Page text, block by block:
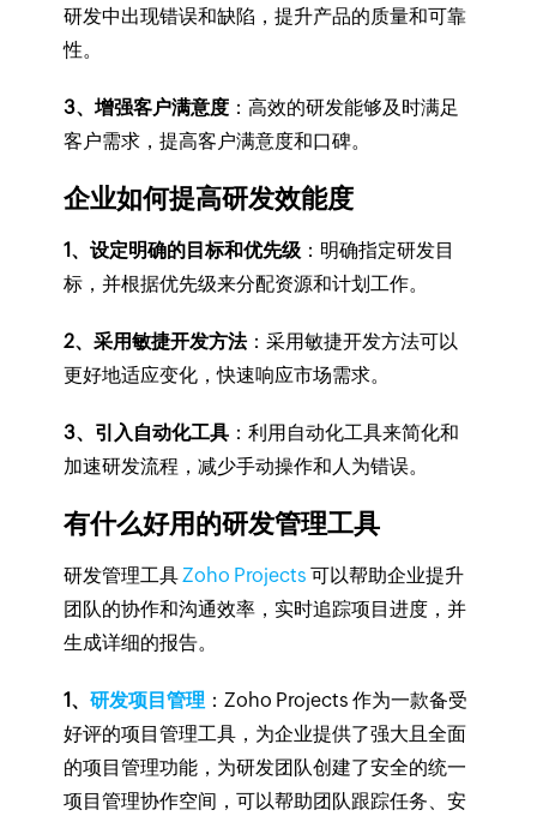
研发中出现错误和缺陷，提升产品的质量和可靠
性。
3、增强客户满意度：高效的研发能够及时满足
客户需求，提高客户满意度和口碑。
企业如何提高研发效能度
1、设定明确的目标和优先级：明确指定研发目
标，并根据优先级来分配资源和计划工作。
2、采用敏捷开发方法：采用敏捷开发方法可以
更好地适应变化，快速响应市场需求。
3、引入自动化工具：利用自动化工具来简化和
加速研发流程，减少手动操作和人为错误。
有什么好用的研发管理工具
研发管理工具Zoho Projects 可以帮助企业提升
团队的协作和沟通效率，实时追踪项目进度，并
生成详细的报告。
1、 研发项目管理 ：Zoho Projects 作为一款备受
好评的项目管理工具，为企业提供了强大且全面
的项目管理功能，为研发团队创建了安全的统一
项目管理协作空间，可以帮助团队跟踪任务、安